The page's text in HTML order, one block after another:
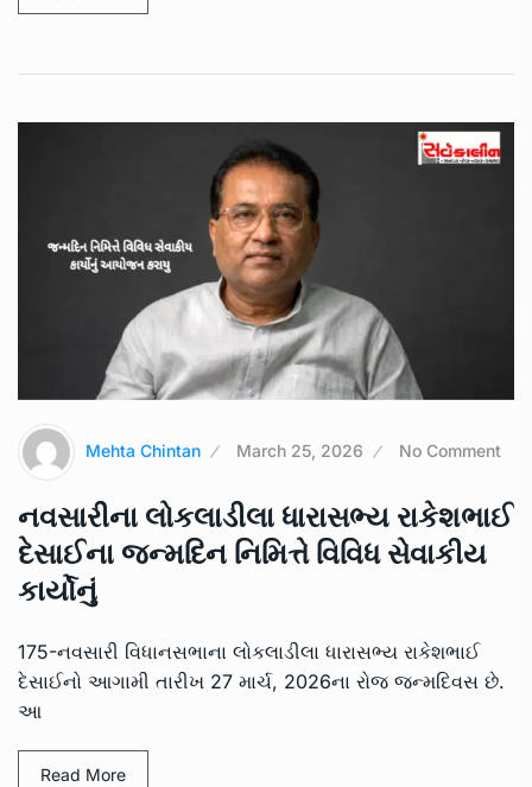
Mehta Chintan March 25, 2026 No Comment
નવસારીના લોકલાડીલા ધારાસભ્ય રાકેશભાઈ
દેસાઈના જન્મદિન નિમિત્તે વિવિધ સેવાકીય
કાર્યોનું
175-નવસારી વિધાનસભાના લોકલાડીલા ધારાસભ્ય રાકેશભાઈ
દેસાઈનો આગામી તારીખ 27 માર્ચ, 2026ના રોજ જન્મદિવસ છે.
આ
Read More